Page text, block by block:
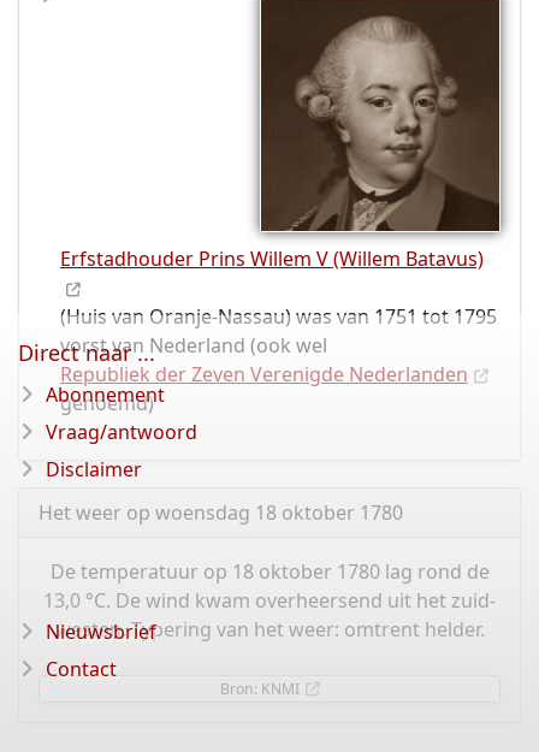
Erfstadhouder Prins Willem V (Willem Batavus)
(Huis van Oranje-Nassau) was van 1751 tot 1795
vorst van Nederland (ook wel
Republiek der Zeven Verenigde Nederlanden
genoemd)
Het weer op woensdag 18 oktober 1780
De temperatuur op 18 oktober 1780 lag rond de
13,0 °C. De wind kwam overheersend uit het zuid-
westen. Typering van het weer: omtrent helder.
Bron: KNMI
Direct naar ...
Abonnement
Vraag/antwoord
Disclaimer
Nieuwsbrief
Contact